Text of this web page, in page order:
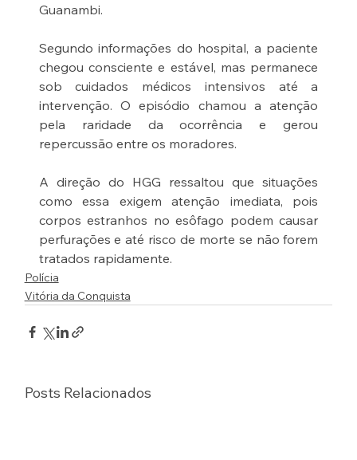
Guanambi.
Segundo informações do hospital, a paciente
chegou consciente e estável, mas permanece
sob cuidados médicos intensivos até a
intervenção. O episódio chamou a atenção
pela raridade da ocorrência e gerou
repercussão entre os moradores.
A direção do HGG ressaltou que situações
como essa exigem atenção imediata, pois
corpos estranhos no esôfago podem causar
perfurações e até risco de morte se não forem
tratados rapidamente.
Polícia
Vitória da Conquista
Posts Relacionados